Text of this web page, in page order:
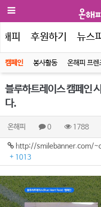
피 후원하기 뉴스
캠페인 봉사활동 온해피 프렌
블루하트레이스 캠페인
다.
온해피 0 1788
http://smilebanner.com/
+ 1013